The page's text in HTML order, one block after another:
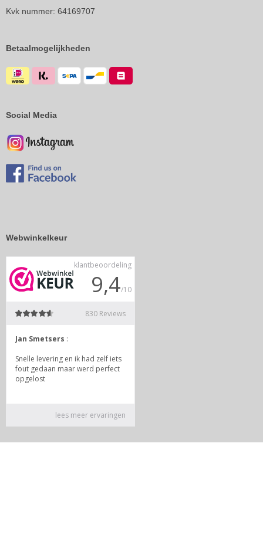
Kvk nummer: 64169707
Betaalmogelijkheden
Social Media
Webwinkelkeur